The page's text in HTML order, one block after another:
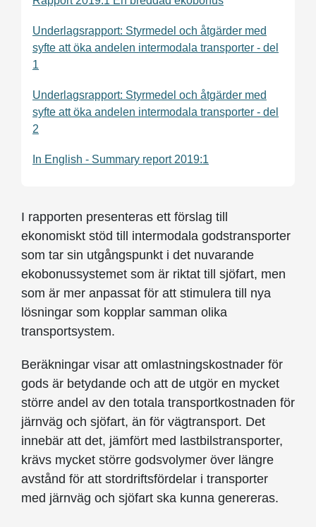
Underlagsrapport: Styrmedel och åtgärder med
syfte att öka andelen intermodala transporter - del
1
Underlagsrapport: Styrmedel och åtgärder med
syfte att öka andelen intermodala transporter - del
2
In English - Summary report 2019:1
I rapporten presenteras ett förslag till
ekonomiskt stöd till intermodala godstransporter
som tar sin utgångspunkt i det nuvarande
ekobonussystemet som är riktat till sjöfart, men
som är mer anpassat för att stimulera till nya
lösningar som kopplar samman olika
transportsystem.
Beräkningar visar att omlastningskostnader för
gods är betydande och att de utgör en mycket
större andel av den totala transportkostnaden för
järnväg och sjöfart, än för vägtransport. Det
innebär att det, jämfört med lastbilstransporter,
krävs mycket större godsvolymer över längre
avstånd för att stordriftsfördelar i transporter
med järnväg och sjöfart ska kunna genereras.